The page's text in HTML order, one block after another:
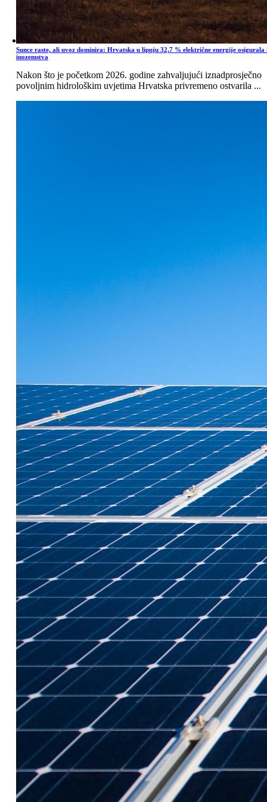
Sunce raste, ali uvoz dominira: Hrvatska u lipnju 32,7 % električne energije osigurala
inozemstva
Nakon što je početkom 2026. godine zahvaljujući iznadprosječno
povoljnim hidrološkim uvjetima Hrvatska privremeno ostvarila ...